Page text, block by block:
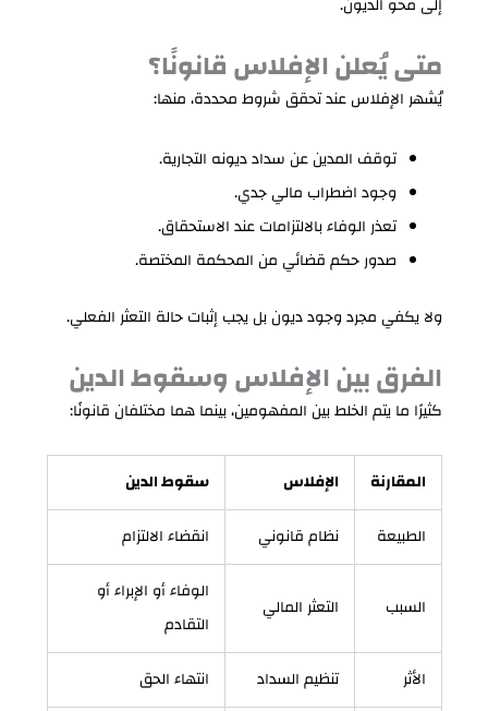
إلى محو الديون.
متى يُعلن الإفلاس قانونًا؟
يُشهر الإفلاس عند تحقق شروط محددة، منها:
توقف المدين عن سداد ديونه التجارية.
وجود اضطراب مالي جدي.
تعذر الوفاء بالالتزامات عند الاستحقاق.
صدور حكم قضائي من المحكمة المختصة.
ولا يكفي مجرد وجود ديون بل يجب إثبات حالة التعثر الفعلي.
الفرق بين الإفلاس وسقوط الدين
كثيرًا ما يتم الخلط بين المفهومين، بينما هما مختلفان قانونًا:
المقارنة الإفلاس
سقوط الدين
الطبيعة
نظام قانوني انقضاء الالتزام
السبب التعثر المالي
الوفاء أو الإبراء أو
التقادم
الأثر
تنظيم السداد انتهاء الحق